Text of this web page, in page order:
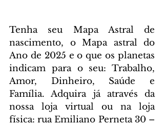
Tenha seu Mapa Astral de
nascimento, o Mapa astral do
Ano de 2025 e o que os planetas
indicam para o seu: Trabalho,
Amor, Dinheiro, Saúde e
Família. Adquira já através da
nossa loja virtual ou na loja
física: rua Emiliano Perneta 30 –